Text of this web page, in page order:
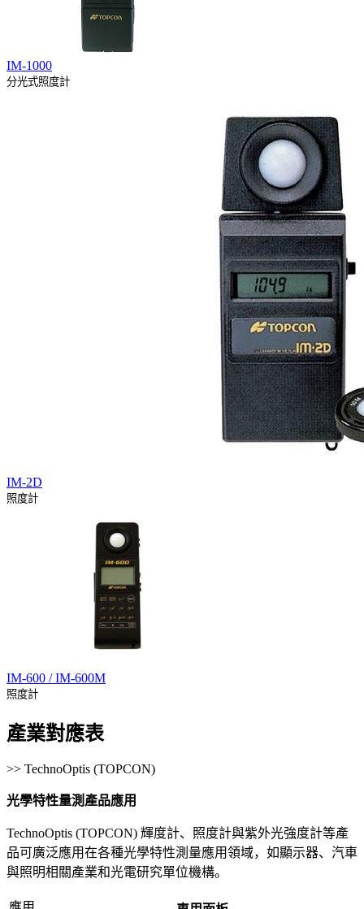
IM-1000
分光式照度計
IM-2D
照度計
IM-600 / IM-600M
照度計
產業對應表
>> TechnoOptis (TOPCON)
光學特性量測產品應用
TechnoOptis (TOPCON) 輝度計、照度計與紫外光強度計等產
品可廣泛應用在各種光學特性測量應用領域，如顯示器、汽車
與照明相關產業和光電研究單位機構。